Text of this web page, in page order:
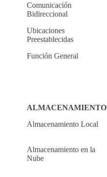
Comunicación
Bidireccional
Ubicaciones
Preestablecidas
Función General
ALMACENAMIENTO
Almacenamiento Local
Almacenamiento en la
Nube